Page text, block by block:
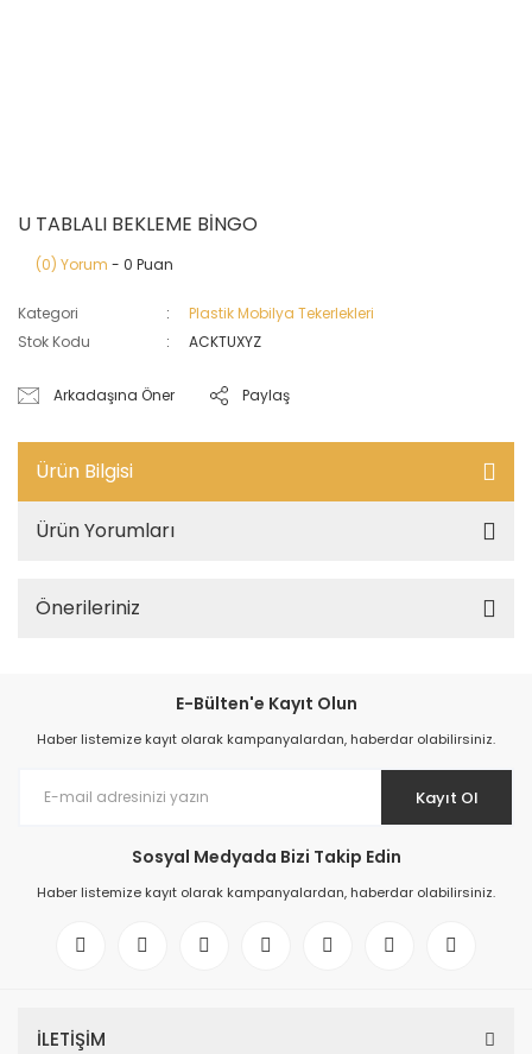
U TABLALI BEKLEME BİNGO
(0) Yorum - 0 Puan
Kategori
Plastik Mobilya Tekerlekleri
Stok Kodu
ACKTUXYZ
Arkadaşına Öner Paylaş
Ürün Bilgisi
Ürün Yorumları
Önerileriniz
E-Bülten'e Kayıt Olun
Haber listemize kayıt olarak kampanyalardan, haberdar olabilirsiniz.
Kayıt Ol
Sosyal Medyada Bizi Takip Edin
Haber listemize kayıt olarak kampanyalardan, haberdar olabilirsiniz.
İLETİŞİM